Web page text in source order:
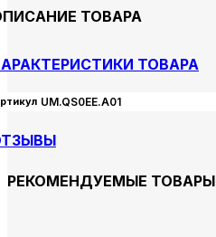
ТОВАРА
ТОВАРА
UM.QS0EE.A01
РЕКОМЕНДУЕМЫЕ ТОВАРЫ